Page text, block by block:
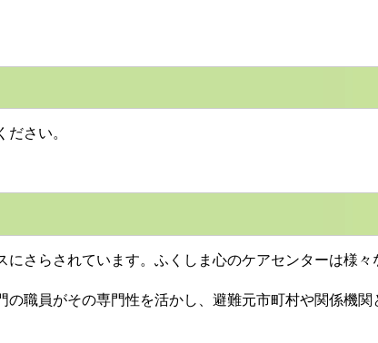
さい。
さらされています。ふくしま心のケアセンターは様
職員がその専門性を活かし、避難元市町村や関係機関